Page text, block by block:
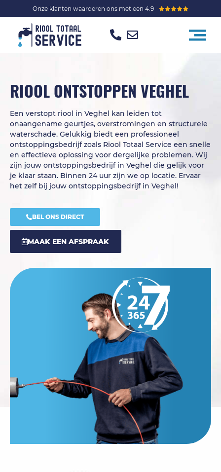
Onze klanten waarderen ons met een 4.9
RIOOL ONTSTOPPEN VEGHEL
Een verstopt riool in Veghel kan leiden tot
onaangename geurtjes, overstromingen en structurele
waterschade. Gelukkig biedt een professioneel
ontstoppingsbedrijf zoals Riool Totaal Service een snelle
en effectieve oplossing voor dergelijke problemen. Wij
zijn jouw ontstoppingsbedrijf in Veghel die gelijk voor
je klaar staan. Binnen 24 uur zijn we op locatie. Ervaar
het zelf bij jouw ontstoppingsbedrijf in Veghel!
BEL ONS DIRECT
MAAK EEN AFSPRAAK